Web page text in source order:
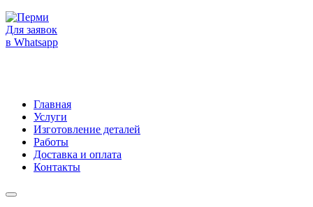
Для заявок
в Whatsapp
Главная
Услуги
Изготовление деталей
Работы
Доставка и оплата
Контакты